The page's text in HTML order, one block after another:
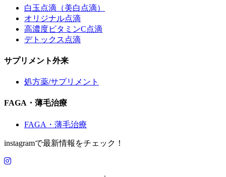
白玉点滴（美白点滴）
オリジナル点滴
高濃度ビタミンC点滴
デトックス点滴
サプリメント外来
処方薬/サプリメント
FAGA・薄毛治療
FAGA・薄毛治療
instagramで最新情報をチェック！